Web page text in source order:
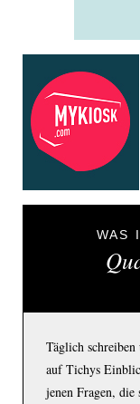
WAS
Täglich schreiben
auf Tichys
jenen Fragen,